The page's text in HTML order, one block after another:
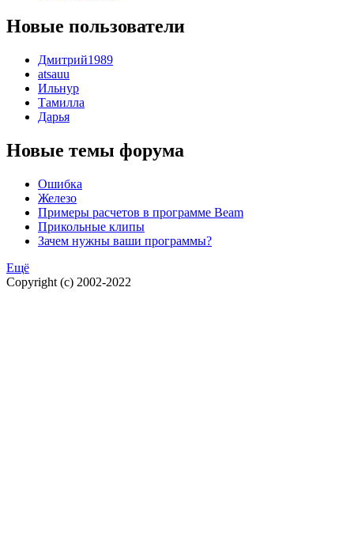
Новые пользователи
Дмитрий1989
atsauu
Ильнур
Тамилла
Дарья
Новые темы форума
Ошибка
Железо
Примеры расчетов в программе Beam
Прикольные клипы
Зачем нужны ваши программы?
Ещё
Copyright (c) 2002-2022